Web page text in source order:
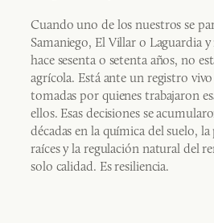
Cuando uno de los nuestros se
Samaniego, El Villar o Laguardia
hace sesenta o setenta años, no
agrícola. Está ante un registro
tomadas por quienes trabajaron
ellos. Esas decisiones se
décadas en la química del suelo,
raíces y la regulación natural del
solo calidad. Es resiliencia.